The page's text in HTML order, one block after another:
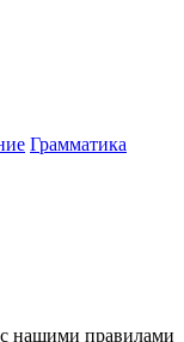
Грамматика
с нашими правилами